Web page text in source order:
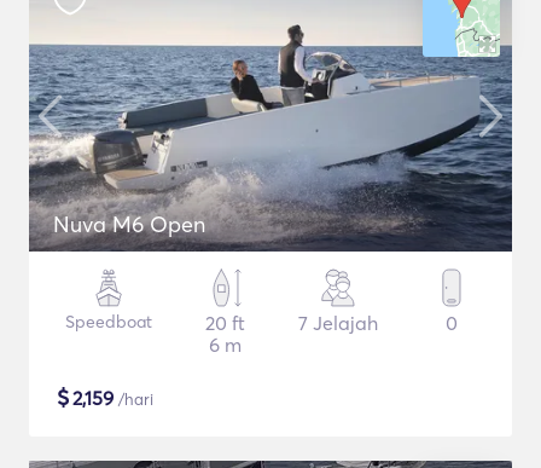
Nuva M6 Open
Speedboat
20 ft
6 m
7 Jelajah 0
$2,159 /hari